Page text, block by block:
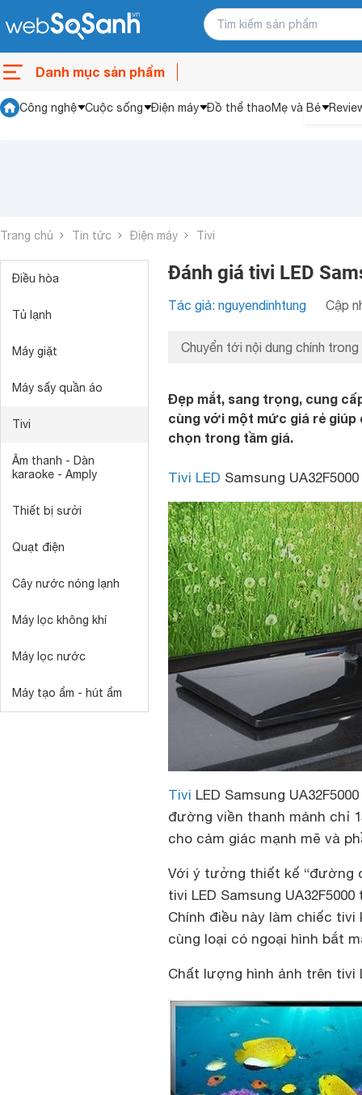
Danh mục sản phẩm
Công nghệ Cuộc sống Điện máy Đồ thể thaoMẹ và Bé
Trang chủ Tin tức Điện máy Tivi
Điều hòa
Tủ lạnh
Máy giặt
Máy sấy quần áo
Tivi
Âm thanh - Dàn
karaoke - Amply
Thiết bị sưởi
Quạt điện
Cây nước nóng lạnh
Máy lọc không khí
Máy lọc nước
Máy tạo ẩm - hút ẩm
Đánh giá tivi LED
Tác giả: nguyendinhtung Cập
Chuyển tới nội dung chính trong
Đẹp mắt, sang trọng, cung
cùng với một mức giá rẻ giúp
chọn trong tầm giá.
Tivi LED Samsung
Tivi LED Samsung
đường viền thanh mảnh chỉ
cho cảm giác mạnh mẽ và
Với ý tưởng thiết kế “đường
tivi LED Samsung
Chính điều này làm chiếc
cùng loại có ngoại hình bắt
Chất lượng hình ảnh trên tivi